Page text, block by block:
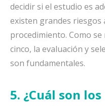
decidir si el estudio es
existen grandes riesgos
procedimiento. Como
cinco, la evaluación y
son fundamentales.
5. ¿Cuál son